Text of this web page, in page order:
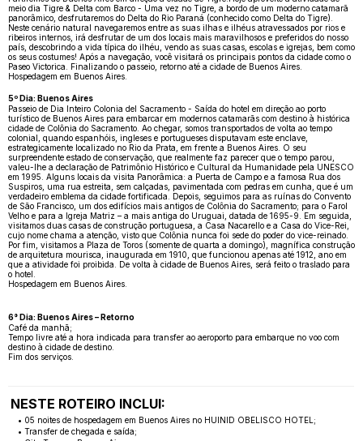
NESTE ROTEIRO INCLUI:
• 05 noites de hospedagem em Buenos Aires no HUINID OBELISCO HOTEL;
• Transfer de chegada e saída;
meio dia Tigre & Delta com Barco - Uma vez no Tigre, a bordo de um moderno catamarã
panorâmico, desfrutaremos do Delta do Rio Paraná (conhecido como Delta do Tigre).
Neste cenário natural navegaremos entre as suas ilhas e ilhéus atravessados ​​por rios e
ribeiros internos, irá desfrutar de um dos locais mais maravilhosos e preferidos do nosso
país, descobrindo a vida típica do ilhéu, vendo as suas casas, escolas e igrejas, bem como
os seus costumes! Após a navegação, você visitará os principais pontos da cidade como o
Paseo Victorica. Finalizando o passeio, retorno até a cidade de Buenos Aires.
Hospedagem em Buenos Aires.
5º Dia: Buenos Aires
Passeio de Dia Inteiro Colonia del Sacramento - Saída do hotel em direção ao porto
turístico de Buenos Aires para embarcar em modernos catamarãs com destino à histórica
cidade de Colônia do Sacramento. Ao chegar, somos transportados de volta ao tempo
colonial, quando espanhóis, ingleses e portugueses disputavam este enclave,
estrategicamente localizado no Rio da Prata, em frente a Buenos Aires. O seu
surpreendente estado de conservação, que realmente faz parecer que o tempo parou,
valeu-lhe a declaração de Patrimônio Histórico e Cultural da Humanidade pela UNESCO
em 1995. Alguns locais da visita Panorâmica: a Puerta de Campo e a famosa Rua dos
Suspiros, uma rua estreita, sem calçadas, pavimentada com pedras em cunha, que é um
verdadeiro emblema da cidade fortificada. Depois, seguimos para as ruínas do Convento
de São Francisco, um dos edifícios mais antigos de Colônia do Sacramento; para o Farol
Velho e para a Igreja Matriz – a mais antiga do Uruguai, datada de 1695-9. Em seguida,
visitamos duas casas de construção portuguesa, a Casa Nacarello e a Casa do Vice-Rei,
cujo nome chama a atenção, visto que Colônia nunca foi sede do poder do vice-reinado.
Por fim, visitamos a Plaza de Toros (somente de quarta a domingo), magnífica construção
de arquitetura mourisca, inaugurada em 1910, que funcionou apenas até 1912, ano em
que a atividade foi proibida. De volta à cidade de Buenos Aires, será feito o traslado para
o hotel.
Hospedagem em Buenos Aires.
6° Dia: Buenos Aires – Retorno
Café da manhã;
Tempo livre até a hora indicada para transfer ao aeroporto para embarque no voo com
destino à cidade de destino.
Fim dos serviços.